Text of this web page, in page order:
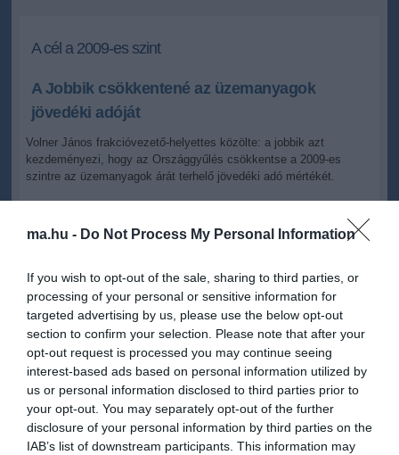
ma.hu - Do Not Process My Personal Information
If you wish to opt-out of the sale, sharing to third parties, or
processing of your personal or sensitive information for
targeted advertising by us, please use the below opt-out
section to confirm your selection. Please note that after your
opt-out request is processed you may continue seeing
interest-based ads based on personal information utilized by
us or personal information disclosed to third parties prior to
your opt-out. You may separately opt-out of the further
disclosure of your personal information by third parties on the
IAB’s list of downstream participants. This information may
A cél a 2009-es szint
A Jobbik csökkentené az üzemanyagok
jövedéki adóját
Volner János frakcióvezető-helyettes közölte: a jobbik azt
kezdeményezi, hogy az Országgyűlés csökkentse a 2009-es
szintre az üzemanyagok árát terhelő jövedéki adó mértékét.
MTI
+-
Az ellenzéki politikus emlékeztetett arra, hogy 2009-ben a Fidesz -
a 320 forintos benzinárak mellett - még azt követelte, hogy az
MSZP-kormány csökkentse az üzemanyagok jövedéki adóját. A
2010-es kormányra kerülésük után azonban nemhogy
csökkentették volna, de folytatva az előző kabinet megszorító
politikáját, növelték a jövedéki adót - folytatta.
Volner János emlékeztetett: 2009 júliusában az akkori kormány az
üzemanyagok jövedéki adóját literenként 5,5 forinttal emelte, az
üzemanyagok áfa-terhe pedig 20-ról 25 százalékra nőtt. 2010
január elsejétől újabb adóemelés történt: a benzinnél 11, a